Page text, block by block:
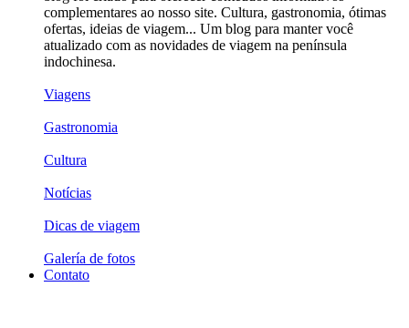
complementares ao nosso site. Cultura, gastronomia, ótimas
ofertas, ideias de viagem... Um blog para manter você
atualizado com as novidades de viagem na península
indochinesa.
Viagens
Gastronomia
Cultura
Notícias
Dicas de viagem
Galería de fotos
Contato